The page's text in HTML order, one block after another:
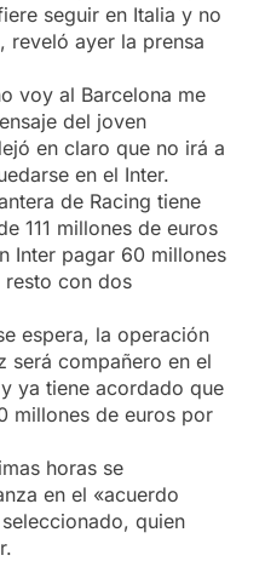
seguir en Italia y no
reveló ayer la prensa
voy al Barcelona me
del joven
en claro que no irá a
en el Inter.
de Racing tiene
111 millones de euros
Inter pagar 60 millones
con dos
espera, la operación
será compañero en el
ya tiene acordado que
millones de euros por
horas se
en el «acuerdo
quien